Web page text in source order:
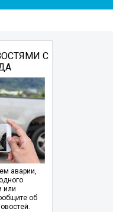
С
аварии,
или
об